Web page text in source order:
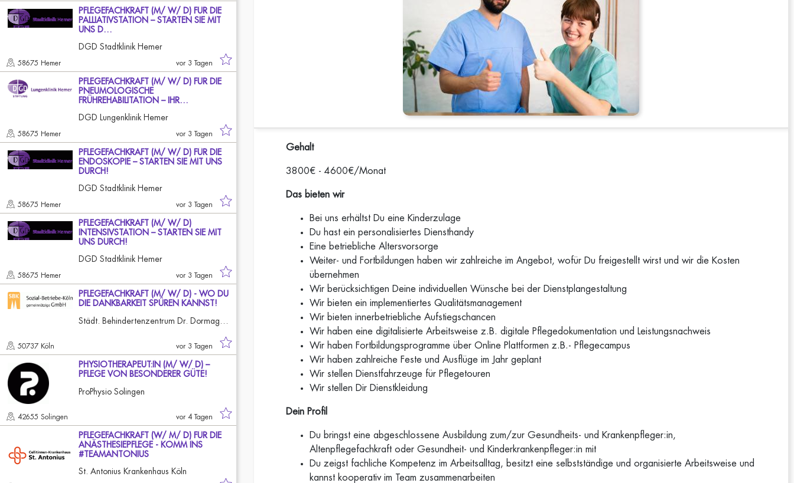
PFLEGEFACHKRAFT (M/ W/ D) FÜR DIE
PALLIATIVSTATION – STARTEN SIE MIT
UNS D…
DGD Stadtklinik Hemer
58675 Hemer vor 3 Tagen
PFLEGEFACHKRAFT (M/ W/ D) FÜR DIE
PNEUMOLOGISCHE
FRÜHREHABILITATION – IHR…
DGD Lungenklinik Hemer
58675 Hemer vor 3 Tagen
PFLEGEFACHKRAFT (M/ W/ D) FÜR DIE
ENDOSKOPIE – STARTEN SIE MIT UNS
DURCH!
DGD Stadtklinik Hemer
58675 Hemer vor 3 Tagen
PFLEGEFACHKRAFT (M/ W/ D)
INTENSIVSTATION – STARTEN SIE MIT
UNS DURCH!
DGD Stadtklinik Hemer
58675 Hemer vor 3 Tagen
PFLEGEFACHKRAFT (M/ W/ D) - WO DU
DIE DANKBARKEIT SPÜREN KANNST!
50737 Köln vor 3 Tagen
PHYSIOTHERAPEUT:IN (M/ W/ D) –
PFLEGE VON BESONDERER GÜTE!
ProPhysio Solingen
42655 Solingen vor 4 Tagen
PFLEGEFACHKRAFT (W/ M/ D) FÜR DIE
ANÄSTHESIEPFLEGE - KOMM INS
#TEAMANTONIUS
St. Antonius Krankenhaus Köln
Gehalt
3800€ - 4600€/Monat
Das bieten wir
Bei uns erhältst Du eine Kinderzulage
Du hast ein personalisiertes Diensthandy
Eine betriebliche Altersvorsorge
Weiter- und Fortbildungen haben wir zahlreiche im Angebot, wofür Du freigestellt wirst und wir die Kosten
übernehmen
Wir berücksichtigen Deine individuellen Wünsche bei der Dienstplangestaltung
Wir bieten ein implementiertes Qualitätsmanagement
Wir bieten innerbetriebliche Aufstiegschancen
Wir haben eine digitalisierte Arbeitsweise z.B. digitale Pflegedokumentation und Leistungsnachweis
Wir haben Fortbildungsprogramme über Online Plattformen z.B.- Pflegecampus
Wir haben zahlreiche Feste und Ausflüge im Jahr geplant
Wir stellen Dienstfahrzeuge für Pflegetouren
Wir stellen Dir Dienstkleidung
Dein Profil
Du bringst eine abgeschlossene Ausbildung zum/zur Gesundheits- und Krankenpfleger:in,
Altenpflegefachkraft oder Gesundheit- und Kinderkrankenpfleger:in mit
Du zeigst fachliche Kompetenz im Arbeitsalltag, besitzt eine selbstständige und organisierte Arbeitsweise und
kannst kooperativ im Team zusammenarbeiten